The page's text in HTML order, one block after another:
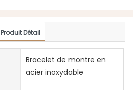
Produit Détail
Bracelet de montre en
acier inoxydable